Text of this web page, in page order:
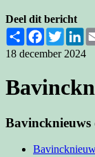
Deel dit bericht
Share FacebookTwitter
18 december 2024
Bavincknieuws